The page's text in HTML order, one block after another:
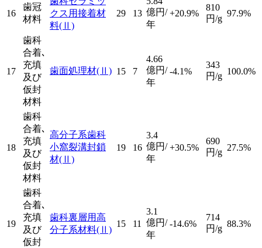
16
歯冠
材料
クス用接着材
料(Ⅱ)
29 13 億円/
年
+20.9%
810
円/g
97.9%
17
歯科
合着､
充填
及び
仮封
材料
歯面処理材(Ⅱ) 15 7
4.66
億円/
年
-4.1%
343
円/g 100.0%
18
歯科
合着､
充填
及び
仮封
材料
高分子系歯科
小窩裂溝封鎖
材(Ⅱ)
19 16
3.4
億円/
年
+30.5%
690
円/g 27.5%
19
歯科
合着､
充填
及び
仮封
歯科裏層用高
分子系材料(Ⅱ)
15 11
3.1
億円/
年
-14.6%
714
円/g 88.3%